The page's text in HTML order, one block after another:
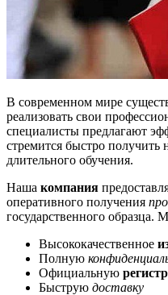
В современном мире
реализовать свои
специалисты предлагают
стремится быстро получить
длительного обучения.
Наша компания
оперативного получения
государственного образца.
Высококачественное
Полную
Официальную
Быструю доставку